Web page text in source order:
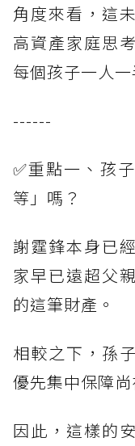
角度來看，這
高資產家庭思
每個孩子一人一
------
✅重點一、孩
等」嗎？
謝霆鋒本身已
家早已遠超父
的這筆財產。
相較之下，孫
優先集中保障
因此，這樣的